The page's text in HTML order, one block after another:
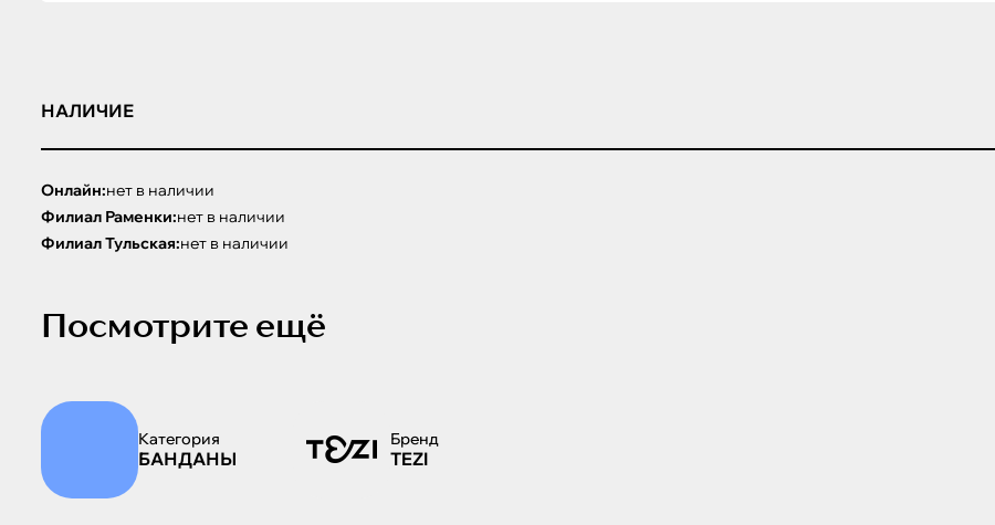
НАЛИЧИЕ
Онлайн:нет в наличии
Филиал Раменки:нет в наличии
Филиал Тульская:нет в наличии
Посмотрите ещё
Категория
БАНДАНЫ
Бренд
TEZI